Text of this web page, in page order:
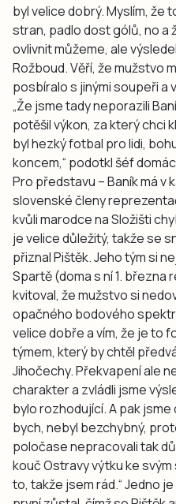
byl velice dobrý. Myslím, že
stran, padlo dost gólů, no a
ovlivnit můžeme, ale
Rožboud. Věří, že mužstvo
posbíralo s jinými soupeři a
„Že jsme tady neporazili
potěšil výkon, za který chci
byl hezký fotbal pro lidi,
koncem,“ podotkl šéf
Pro představu – Baník má v
slovenské členy
kvůli marodce na Složišti
je velice důležitý, takže se
přiznal Pištěk. Jeho tým si
Spartě (doma s ní 1. března
kvitoval, že mužstvo si
opačného bodového
velice dobře a vím, že je to
týmem, který by chtěl
Jihočechy. Překvapení ale
charakter a zvládli jsme
bylo rozhodující. A pak jsme
bych, nebyl bezchybný,
poločase nepracovali tak
kouč Ostravy výtku ke svým
to, takže jsem rád.“ Jedno